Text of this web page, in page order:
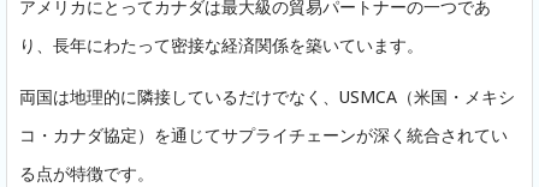
アメリカにとってカナダは最大級の貿易パートナーの一つであ
り、長年にわたって密接な経済関係を築いています。
両国は地理的に隣接しているだけでなく、USMCA（米国・メキシ
コ・カナダ協定）を通じてサプライチェーンが深く統合されてい
る点が特徴です。